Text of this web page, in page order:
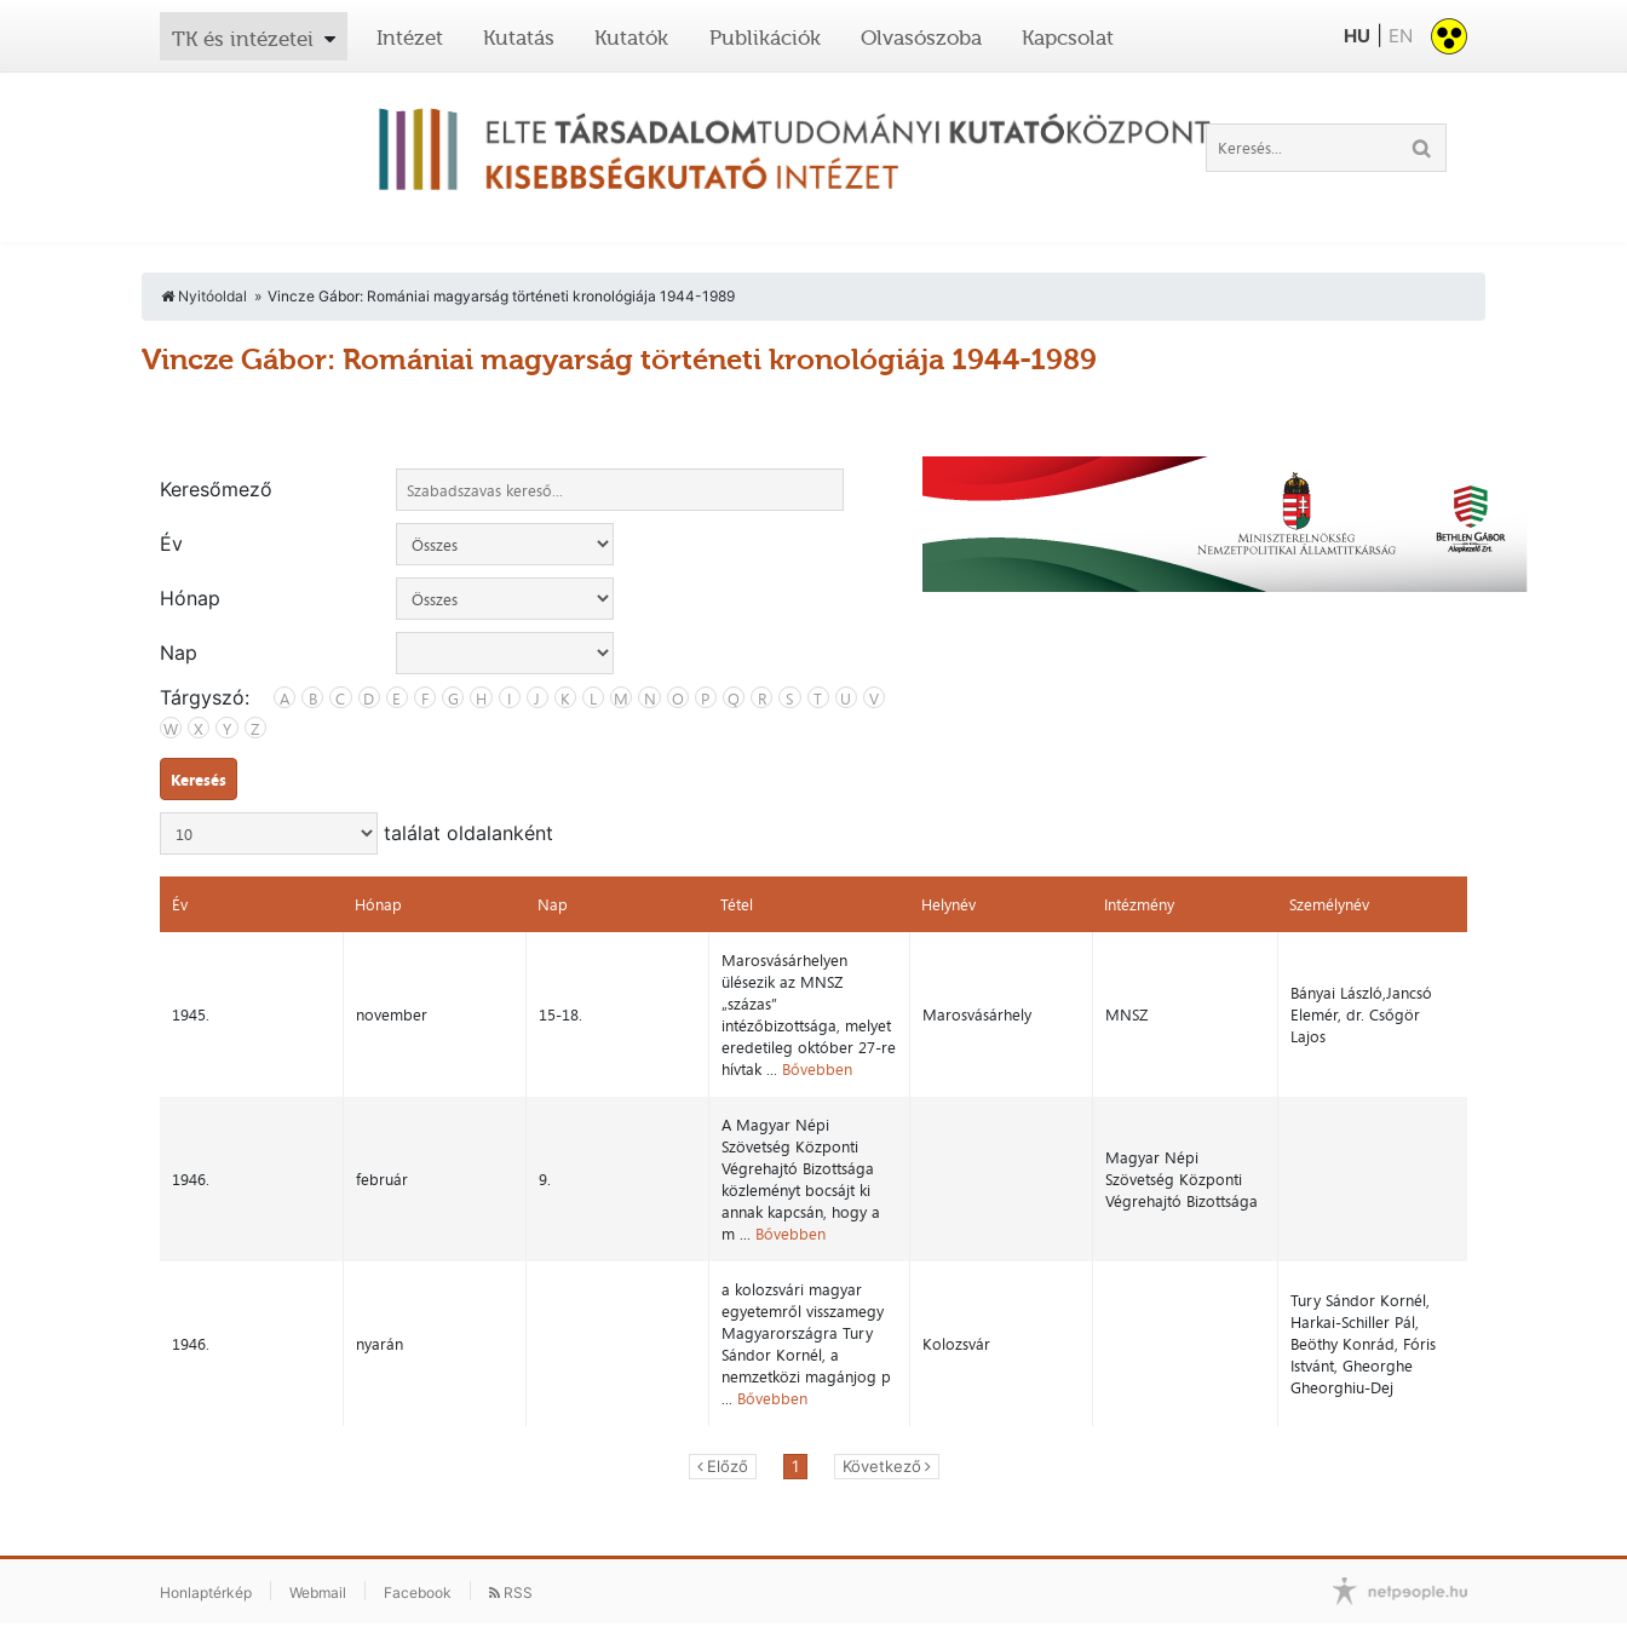
TK és intézetei Intézet Kutatás Kutatók Publikációk Olvasószoba Kapcsolat HU EN
Nyitóoldal Vincze Gábor: Romániai magyarság történeti kronológiája 1944-1989
Vincze Gábor: Romániai magyarság történeti kronológiája 1944-1989
Keresőmező
Év
Hónap
Nap
Tárgyszó:
A B C D E F G H I J K L M N O P Q R S T U
V
W
X Y Z
Keresés
találat oldalanként
Év Hónap Nap Tétel Helynév Intézmény
Személynév
1945. november 15-18.
Marosvásárhelyen
ülésezik az MNSZ
„százas”
intézőbizottsága, melyet
eredetileg október 27-re
hívtak ... Bővebben
Marosvásárhely MNSZ
Bányai László,Jancsó
Elemér, dr. Csőgör
Lajos
1946. február 9.
A Magyar Népi
Szövetség Központi
Végrehajtó Bizottsága
közleményt bocsájt ki
annak kapcsán, hogy a
m ... Bővebben
Magyar Népi
Szövetség Központi
Végrehajtó Bizottsága
1946. nyarán
a kolozsvári magyar
egyetemről visszamegy
Magyarországra Tury
Sándor Kornél, a
nemzetközi magánjog p
... Bővebben
Kolozsvár
Tury Sándor Kornél,
Harkai-Schiller Pál,
Beöthy Konrád, Fóris
Istvánt, Gheorghe
Gheorghiu-Dej
Előző 1 Következő
Honlaptérkép Webmail Facebook RSS